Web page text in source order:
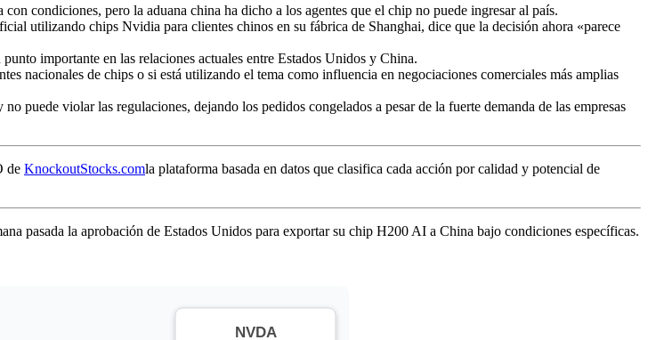
condiciones, pero la aduana china ha dicho a los agentes que el chip no puede ingresar al país.
utilizando chips Nvidia para clientes chinos en su fábrica de Shanghai, dice que la decisión ahora «parece
importante en las relaciones actuales entre Estados Unidos y China.
nacionales de chips o si está utilizando el tema como influencia en negociaciones comerciales más amplias
puede violar las regulaciones, dejando los pedidos congelados a pesar de la fuerte demanda de las empresas
de KnockoutStocks.comla plataforma basada en datos que clasifica cada acción por calidad y potencial de
pasada la aprobación de Estados Unidos para exportar su chip H200 AI a China bajo condiciones específicas.